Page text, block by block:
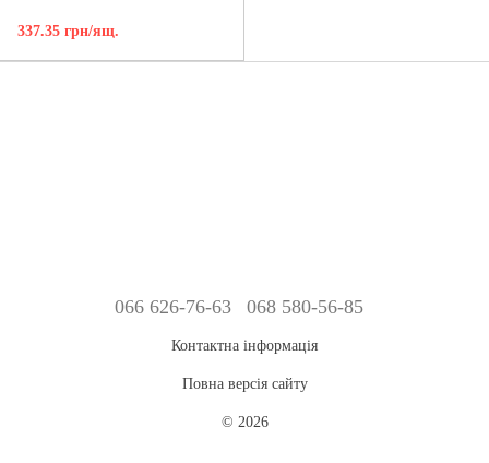
337.35 грн/ящ.
066 626-76-63 068 580-56-85
Контактна інформація
Повна версія сайту
© 2026